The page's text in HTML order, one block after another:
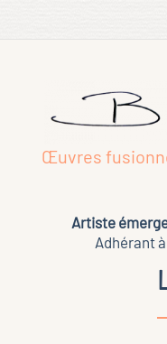
Œuvres
Artiste
Adhérant à